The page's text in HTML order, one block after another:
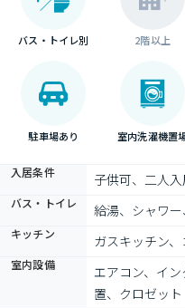
バス・トイレ別 2階以上
駐車場あり 室内洗濯機置
入居条件 子供可、二人
バス・トイレ 給湯、シャワ
キッチン ガスキッチン
室内設備
エアコン、イ
置、クロゼット